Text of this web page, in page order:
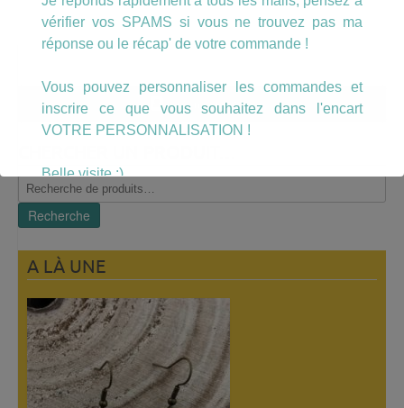
Mon compte
Recherche
pour :
Recherche
A LÀ UNE
vérifier vos SPAMS si vous ne trouvez pas ma
réponse ou le récap' de votre commande !
Vous pouvez personnaliser les commandes et
inscrire ce que vous souhaitez dans l'encart
VOTRE PERSONNALISATION !
Belle visite :)